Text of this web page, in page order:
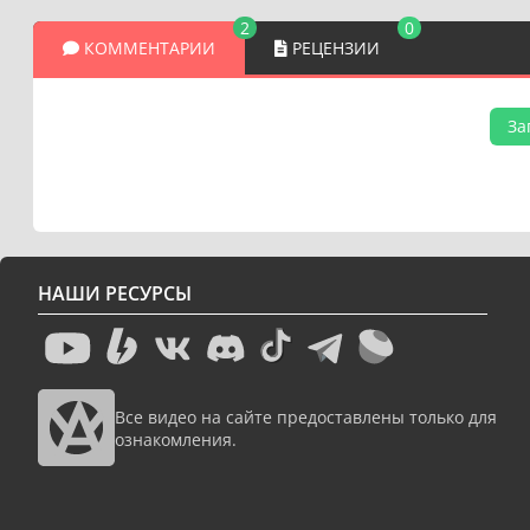
КОММЕНТАРИИ
2
РЕЦЕНЗИИ
0
НАШИ РЕСУРСЫ
Все видео на сайте предоставлены только для
ознакомления.